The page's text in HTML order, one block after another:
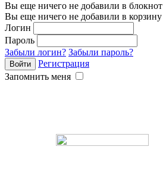
Вы еще ничего не добавили в блокнот
Вы еще ничего не добавили в корзину
Логин
Пароль
Забыли логин? Забыли пароль?
Регистрация
Запомнить меня